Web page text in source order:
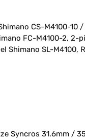
CS-M4100-10 /
FC-M4100-2, 2-
Shimano SL-M4100,
Syncros 31.6mm /